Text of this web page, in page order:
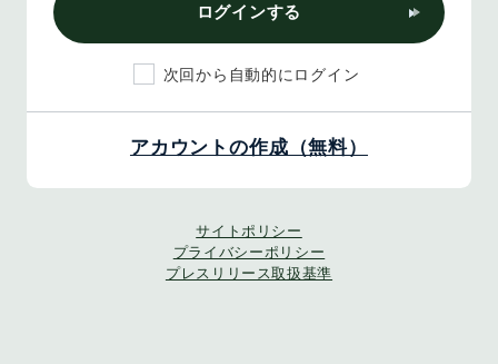
ログインする
次回から自動的にログイン
アカウントの作成（無料）
サイトポリシー
プライバシーポリシー
プレスリリース取扱基準